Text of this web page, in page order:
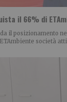
il 66% di
il posizionamento
società